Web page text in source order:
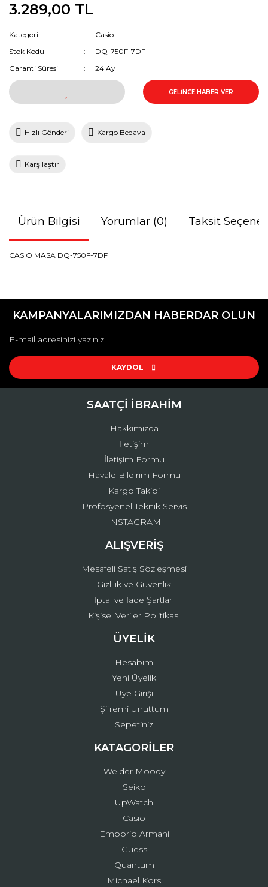
3.289,00 TL
Kategori
Casio
Stok Kodu
DQ-750F-7DF
Garanti Süresi
24 Ay
GELİNCE HABER VER
Hızlı Gönderi Kargo Bedava
Karşılaştır
Ürün Bilgisi Yorumlar (0) Taksit
CASIO MASA DQ-750F-7DF
konularda yetersiz gördüğünüz noktaları öneri formunu
Görüş ve önerileriniz için teşekkür ederiz.
Ürün resmi kalitesiz, bozuk veya görüntülenemiyor.
Ürün açıklamasında eksik bilgiler bulunuyor.
Ürün fiyatı diğer sitelerden daha pahalı.
Gönder
KAMPANYALARIMIZDAN HABERDAR OLUN
KAYDOL
SAATÇİ İBRAHİM
Hakkımızda
İletişim
İletişim Formu
Havale Bildirim Formu
Kargo Takibi
Profosyenel Teknik Servis
INSTAGRAM
ALIŞVERİŞ
Mesafeli Satış Sözleşmesi
Gizlilik ve Güvenlik
İptal ve İade Şartları
Kişisel Veriler Politikası
ÜYELİK
Hesabım
Yeni Üyelik
Üye Girişi
Şifremi Unuttum
Sepetiniz
KATAGORİLER
Welder Moody
Seiko
UpWatch
Casio
Emporio Armani
Guess
Quantum
Michael Kors